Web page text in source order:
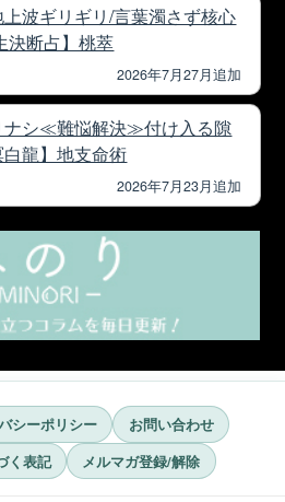
波ギリギリ/言葉濁さず核心
決断占】桃萃
2026年7月27月追加
ナシ≪難悩解決≫付け入る隙
龍】地支命術
2026年7月23月追加
シーポリシー
お問い合わせ
く表記
メルマガ登録/解除